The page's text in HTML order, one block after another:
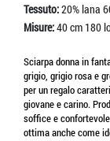
Tessuto:20% lana
Misure:40 cm 180
Sciarpa donna in
grigio, grigio rosa e
per un regalo
giovane e carino.
soffice e
ottima anche come